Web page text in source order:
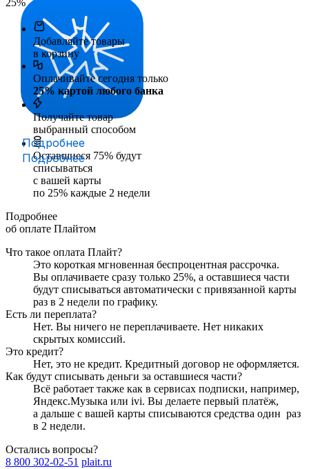
Подробнее
Подробнее
25%
Добавляйте товары
в корзину
Оплачивайте сегодня только
25% картой любого банка
Получайте товар
выбранный способом
Оставшиеся 75% будут
списываться
с вашей карты
по 25% каждые 2 недели
Подробнее
об оплате Плайтом
Что такое оплата Плайт?
Это короткая мгновенная беспроцентная рассрочка.
Вы оплачиваете сразу только 25%, а оставшиеся части
будут списываться автоматически с привязанной карты
раз в 2 недели по графику.
Есть ли переплата?
Нет. Вы ничего не переплачиваете. Нет никаких
скрытых комиссий.
Это кредит?
Нет, это не кредит. Кредитный договор не оформляется.
Как будут списывать деньги за оставшиеся части?
Всё работает также как в сервисах подписки, например,
Яндекс.Музыка или ivi. Вы делаете первый платёж,
а дальше с вашей карты списываются средства один раз
в 2 недели.
Остались вопросы?
8 800 302-02-51 plait.ru